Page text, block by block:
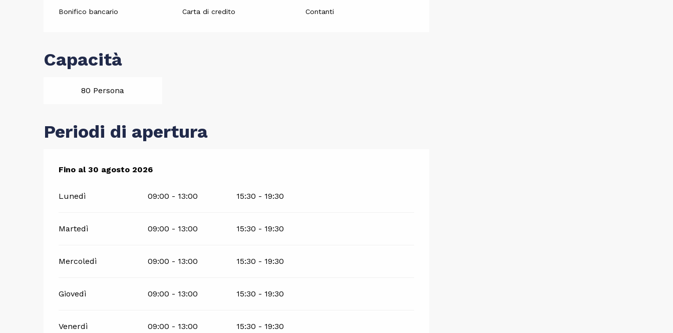
Bonifico bancario Carta di credito Contanti
Capacità
80 Persona
Periodi di apertura
Dal4 luglio 2026 al30 agosto 2026
Fino al30 agosto 2026
Lunedì 09:00 - 13:00 15:30 - 19:30
Martedì 09:00 - 13:00 15:30 - 19:30
Mercoledì 09:00 - 13:00 15:30 - 19:30
Giovedì 09:00 - 13:00 15:30 - 19:30
Venerdì 09:00 - 13:00 15:30 - 19:30